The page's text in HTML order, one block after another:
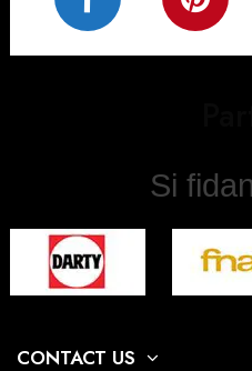
Si
CONTACT US